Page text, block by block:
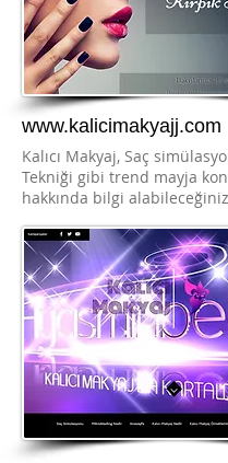
www.kalicimakyajj.com
Kalıcı Makyaj, Saç
Tekniği gibi trend mayja
hakkında bilgi